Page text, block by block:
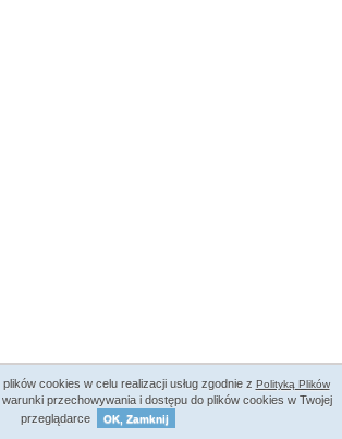
cookies w celu realizacji usług zgodnie z Polityką Plików
przechowywania i dostępu do plików cookies w Twojej
przeglądarce
OK, Zamknij